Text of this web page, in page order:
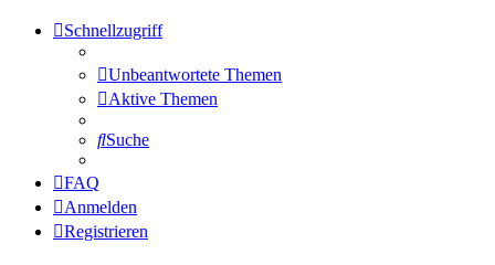
Schnellzugriff
Unbeantwortete Themen
Aktive Themen
Suche
FAQ
Anmelden
Registrieren